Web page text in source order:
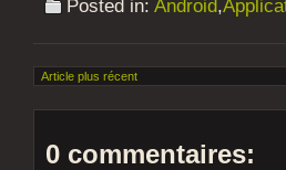
Posted in: Android,
Article plus récent
0 commentaires: